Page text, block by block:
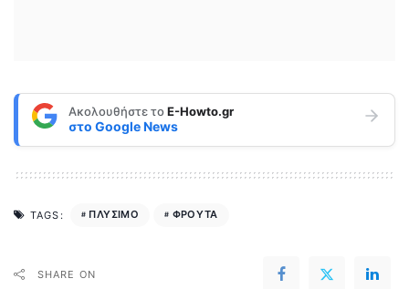
Ακολουθήστε τοE-Howto.gr
στο Google News
TAGS: ΠΛΥΣΙΜΟ ΦΡΟΥΤΑ
SHARE ON